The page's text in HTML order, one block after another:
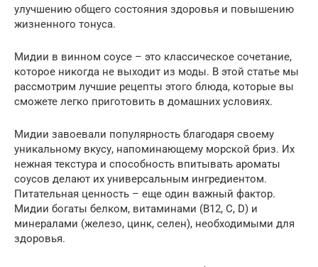
улучшению общего состояния здоровья и повышению
жизненного тонуса.
Мидии в винном соусе – это классическое сочетание,
которое никогда не выходит из моды. В этой статье мы
рассмотрим лучшие рецепты этого блюда, которые вы
сможете легко приготовить в домашних условиях.
Мидии завоевали популярность благодаря своему
уникальному вкусу, напоминающему морской бриз. Их
нежная текстура и способность впитывать ароматы
соусов делают их универсальным ингредиентом.
Питательная ценность – еще один важный фактор.
Мидии богаты белком, витаминами (B12, C, D) и
минералами (железо, цинк, селен), необходимыми для
здоровья.